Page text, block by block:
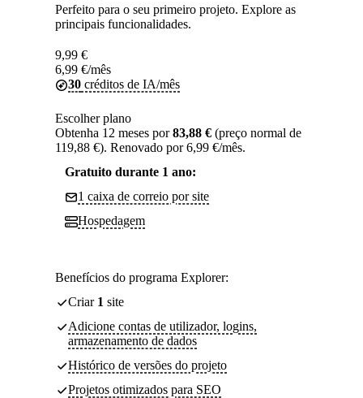
Perfeito para o seu primeiro projeto. Explore as
principais funcionalidades.
9,99 €
6,99 €/mês
30 créditos de IA/mês
Escolher plano
Obtenha 12 meses por83,88 € (preço normal de
119,88 €). Renovado por 6,99 €/mês.
Gratuito durante 1 ano:
1 caixa de correio por site
Hospedagem
Benefícios do programa Explorer:
Criar 1 site
Adicione contas de utilizador, logins,
armazenamento de dados
Histórico de versões do projeto
Projetos otimizados para SEO